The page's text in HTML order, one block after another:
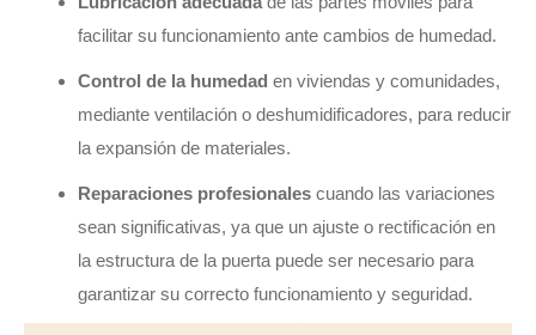
facilitar su funcionamiento ante cambios de humedad.
Control de la humedad en viviendas y comunidades,
mediante ventilación o deshumidificadores, para reducir
la expansión de materiales.
Reparaciones profesionales cuando las variaciones
sean significativas, ya que un ajuste o rectificación en
la estructura de la puerta puede ser necesario para
garantizar su correcto funcionamiento y seguridad.